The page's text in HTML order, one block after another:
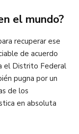
el mundo?
recuperar ese
de acuerdo
el Distrito Federal
pugna por un
de los
en absoluta